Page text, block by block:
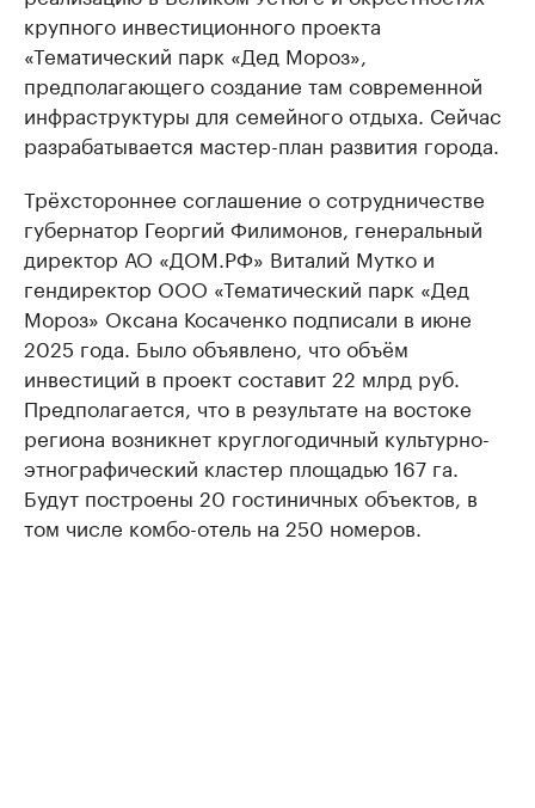
крупного инвестиционного проекта
«Тематический парк «Дед Мороз»,
предполагающего создание там современной
инфраструктуры для семейного отдыха. Сейчас
разрабатывается мастер-план развития города.
Трёхстороннее соглашение о сотрудничестве
губернатор Георгий Филимонов, генеральный
директор АО «ДОМ.РФ» Виталий Мутко и
гендиректор ООО «Тематический парк «Дед
Мороз» Оксана Косаченко подписали в июне
2025 года. Было объявлено, что объём
инвестиций в проект составит 22 млрд руб.
Предполагается, что в результате на востоке
региона возникнет круглогодичный культурно-
этнографический кластер площадью 167 га.
Будут построены 20 гостиничных объектов, в
том числе комбо-отель на 250 номеров.